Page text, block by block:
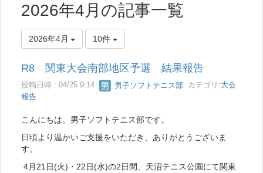
2026年4月の記事一覧
2026年4月 10件
R8 関東大会南部地区予選 結果報告
投稿日時 : 04/25 9:14 男子ソフトテニス部 カテゴリ:大会
報告
こんにちは。男子ソフトテニス部です。
日頃より温かいご支援をいただき、ありがとうございま
す。
4月21日(火)・22日(水)の2日間、天沼テニス公園にて関東